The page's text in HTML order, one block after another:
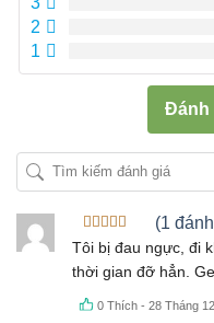
2
1
Đánh
Được xếp
hạng 55
sao
(1
Tôi bị đau ngực, đi
thời gian đỡ hẳn.
0 Thích -28 Tháng